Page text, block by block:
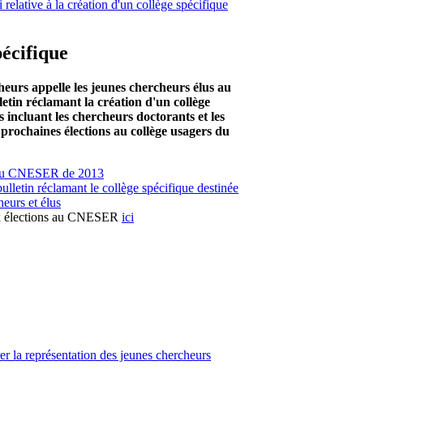
à la création d'un collège spécifique
appelle les jeunes chercheurs élus au
réclamant la création d'un collège
incluant les chercheurs doctorants et les
élections au collège usagers du
CNESER de 2013
réclamant le collège spécifique destinée
et élus
élections au CNESER ici
la représentation des jeunes chercheurs